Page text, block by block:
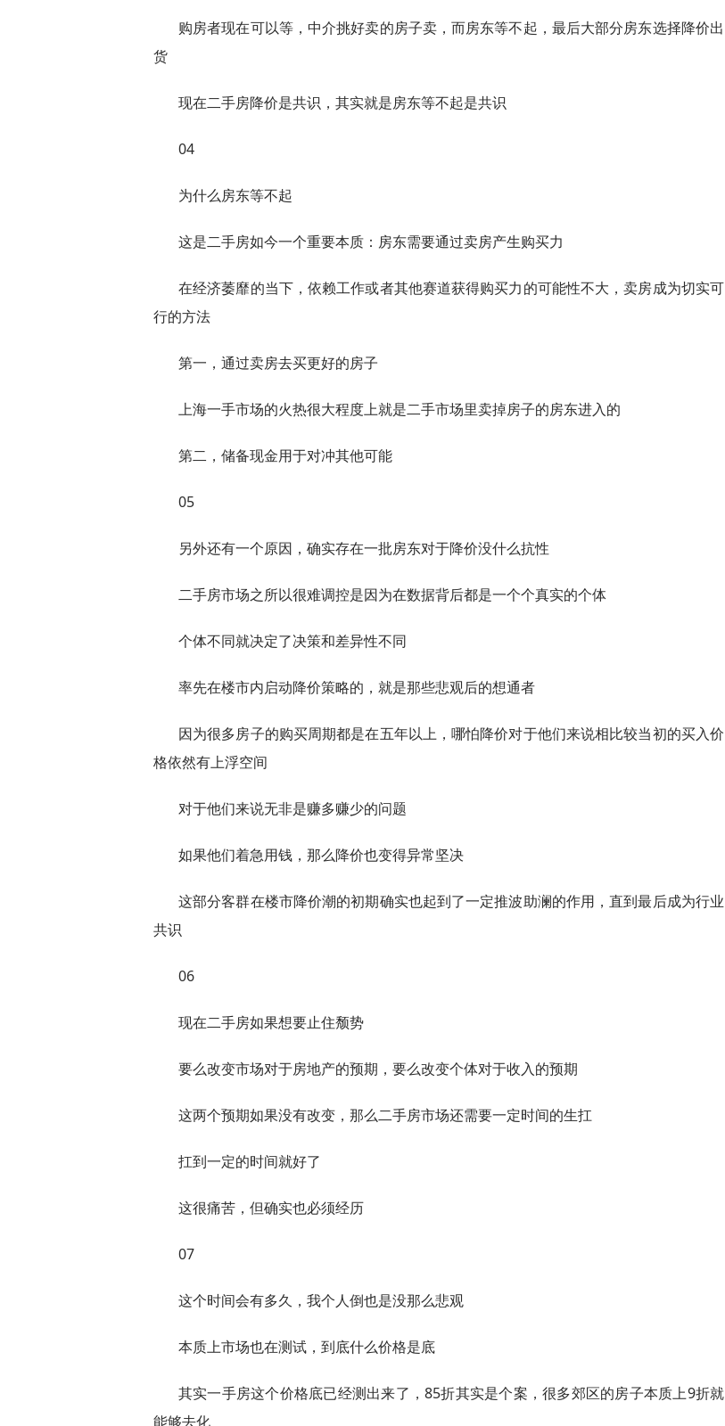
购房者现在可以等，中介挑好卖的房子卖，而房东等不起，最后大部分房东选择降价出
货
现在二手房降价是共识，其实就是房东等不起是共识
04
为什么房东等不起
这是二手房如今一个重要本质：房东需要通过卖房产生购买力
在经济萎靡的当下，依赖工作或者其他赛道获得购买力的可能性不大，卖房成为切实可
行的方法
第一，通过卖房去买更好的房子
上海一手市场的火热很大程度上就是二手市场里卖掉房子的房东进入的
第二，储备现金用于对冲其他可能
05
另外还有一个原因，确实存在一批房东对于降价没什么抗性
二手房市场之所以很难调控是因为在数据背后都是一个个真实的个体
个体不同就决定了决策和差异性不同
率先在楼市内启动降价策略的，就是那些悲观后的想通者
因为很多房子的购买周期都是在五年以上，哪怕降价对于他们来说相比较当初的买入价
格依然有上浮空间
对于他们来说无非是赚多赚少的问题
如果他们着急用钱，那么降价也变得异常坚决
这部分客群在楼市降价潮的初期确实也起到了一定推波助澜的作用，直到最后成为行业
共识
06
现在二手房如果想要止住颓势
要么改变市场对于房地产的预期，要么改变个体对于收入的预期
这两个预期如果没有改变，那么二手房市场还需要一定时间的生扛
扛到一定的时间就好了
这很痛苦，但确实也必须经历
07
这个时间会有多久，我个人倒也是没那么悲观
本质上市场也在测试，到底什么价格是底
其实一手房这个价格底已经测出来了，85折其实是个案，很多郊区的房子本质上9折就
能够去化